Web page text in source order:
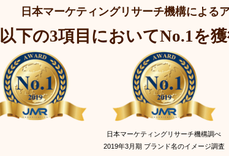
日本マーケティングリサーチ機構による
以下の3項目においてNo.1を
日本マーケティングリサーチ機構調べ
2019年3月期 ブランド名のイメージ調査